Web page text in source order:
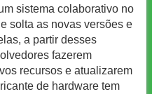
sistema colaborativo no
solta as novas versões e
a partir desses
fazerem
recursos e atualizarem
de hardware tem